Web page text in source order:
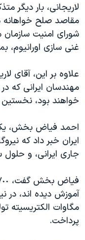
اسرائیل در جنگ
گالری عکس
آرشیو پخش زنده
ورزش زنان در ایران
اعتراضات زن، زندگی،
مجموعه مستندهای
دادگاه حمید نوری
چهل سال گروگان‌گیری
اعتراضات مردمی آبان ۹۸
اسرائیل در جنگ
همایش محافظه‌کاران
صفحه‌های ویژه
سفر پرزیدنت ترامپ به
زبانهای مختلف
لاريجانی، بار ديگر
مقاصد صلح خواهانه
شورای امنيت سازمان
غنی سازی اورانيوم،
علاوه بر اين، آقای
مهندسان ايرانی که
خواهند بود، نخستين
احمد فياض بخش،
ايران خبر داد که
جاری ايرانی، و حلول
آموزش ديده اند، در
مگاوات الکتريسيته
پرداخت.